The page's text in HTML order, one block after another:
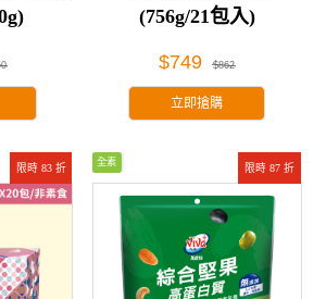
(756g/21包入)
$749 $862
立即搶購
限時 83 折 限時 87 折
全素